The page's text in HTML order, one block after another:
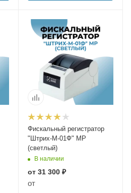
Фискальный регистратор
"Штрих-М-01Ф" МР
(светлый)
В наличии
от 31 300 ₽
от